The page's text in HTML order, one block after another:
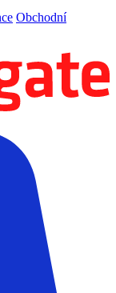
Obchodní